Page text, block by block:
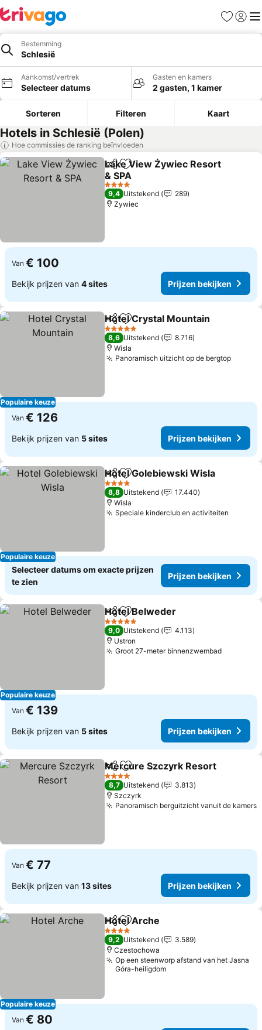
Favorieten
Bestemming
Schlesië
Aankomst/vertrek
Selecteer datums
Gasten en kamers
2 gasten, 1 kamer
Sorteren Filteren Kaart
Hotels in Schlesië (Polen)
Hoe commissies de ranking beïnvloeden
DelenToevoegen aan favorieten
Lake View Żywiec Resort
& SPA
Prijzen bekijken
4 Sterren
9,4 Uitstekend
289
Zywiec
Van € 100
Bekijk prijzen van 4 sites Prijzen bekijken
Populaire keuze
DelenToevoegen aan favorieten
Hotel Crystal Mountain
5 Sterren
8,6 Uitstekend
8.716
Wisla
Panoramisch uitzicht op de bergtop
Van € 126
Bekijk prijzen van 5 sites Prijzen bekijken
Populaire keuze
DelenToevoegen aan favorieten
Hotel Golebiewski Wisla
4 Sterren
8,8 Uitstekend
17.440
Wisla
Speciale kinderclub en activiteiten
Selecteer datums om exacte prijzen
te zien
Prijzen bekijken
Populaire keuze
DelenToevoegen aan favorieten
Hotel Belweder
5 Sterren
9,0 Uitstekend
4.113
Ustron
Groot 27-meter binnenzwembadPrijzen
Van € 139
Bekijk prijzen van 5 sites Prijzen bekijken
DelenToevoegen aan favorieten
Mercure Szczyrk Resort
4 Sterren
8,7 Uitstekend
3.813
Szczyrk
Panoramisch berguitzicht vanuit de kamers
Van € 77
Bekijk prijzen van 13 sites Prijzen bekijken
Populaire keuze
DelenToevoegen aan favorieten
Hotel Arche
4 Sterren
9,2 Uitstekend
3.589
Czestochowa
Op een steenworp afstand van het Jasna
Góra-heiligdom
Van € 80